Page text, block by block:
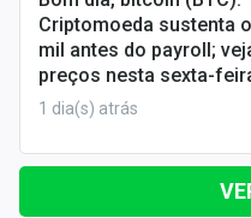
Criptomoeda sustenta
mil antes do payroll;
preços nesta sexta-
1 dia(s) atrás